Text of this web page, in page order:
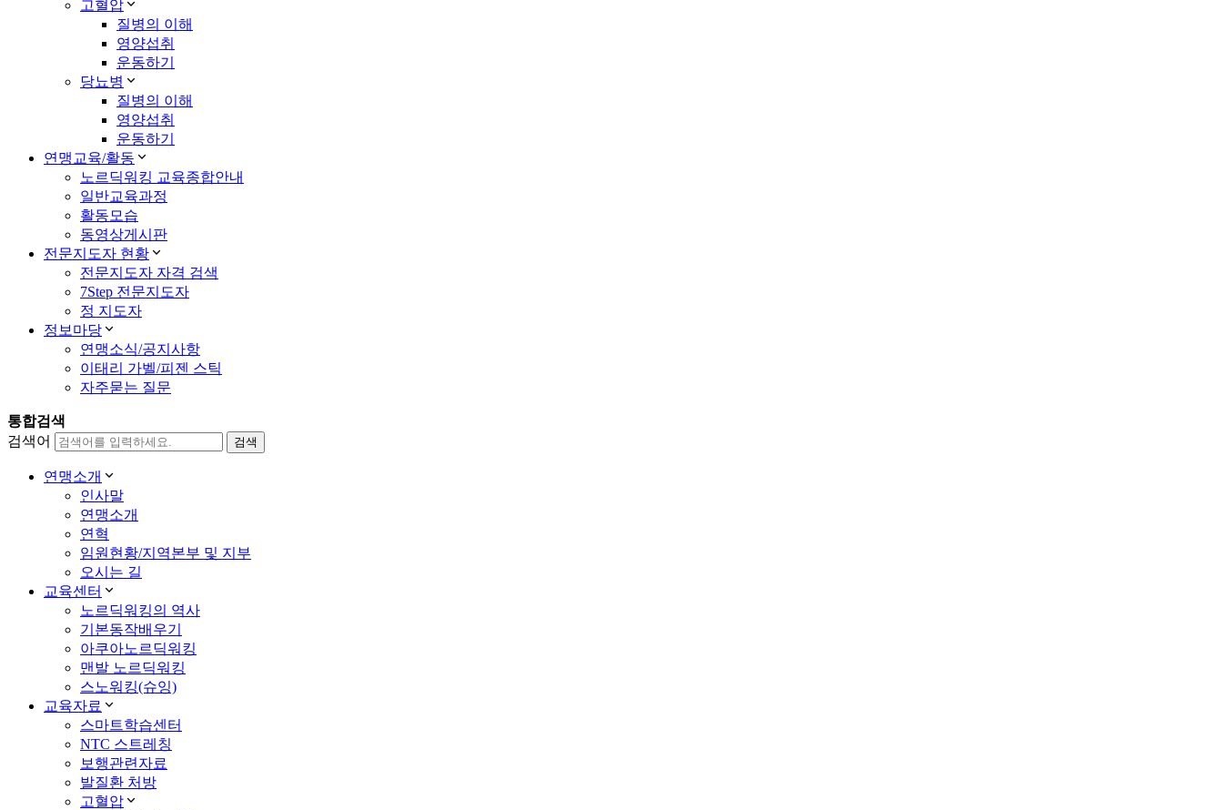
고혈압
질병의 이해
영양섭취
운동하기
당뇨병
질병의 이해
영양섭취
운동하기
연맹교육/활동
노르딕워킹 교육종합안내
일반교육과정
활동모습
동영상게시판
전문지도자 현황
전문지도자 자격 검색
7Step 전문지도자
정 지도자
정보마당
연맹소식/공지사항
이태리 가벨/피젠 스틱
자주묻는 질문
통합검색
검색어
연맹소개
인사말
연맹소개
연혁
임원현황/지역본부 및 지부
오시는 길
교육센터
노르딕워킹의 역사
기본동작배우기
아쿠아노르딕워킹
맨발 노르딕워킹
스노워킹(슈잉)
교육자료
스마트학습센터
NTC 스트레칭
보행관련자료
발질환 처방
고혈압